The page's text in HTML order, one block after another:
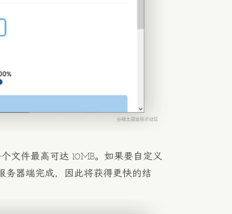
文件最高可达 10MB。如果要自定义
务器端完成，因此将获得更快的结